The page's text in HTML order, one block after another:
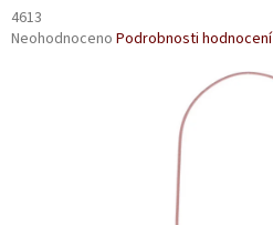
4613
Průměrné
Neohodnoceno Podrobnosti hodnocení